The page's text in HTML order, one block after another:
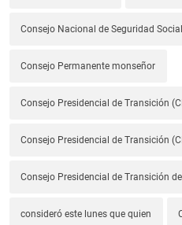
Consejo Nacional de Seguridad
Consejo Permanente monseñor
Consejo Presidencial de Transición
Consejo Presidencial de Transición
Consejo Presidencial de Transición
consideró este lunes que quien